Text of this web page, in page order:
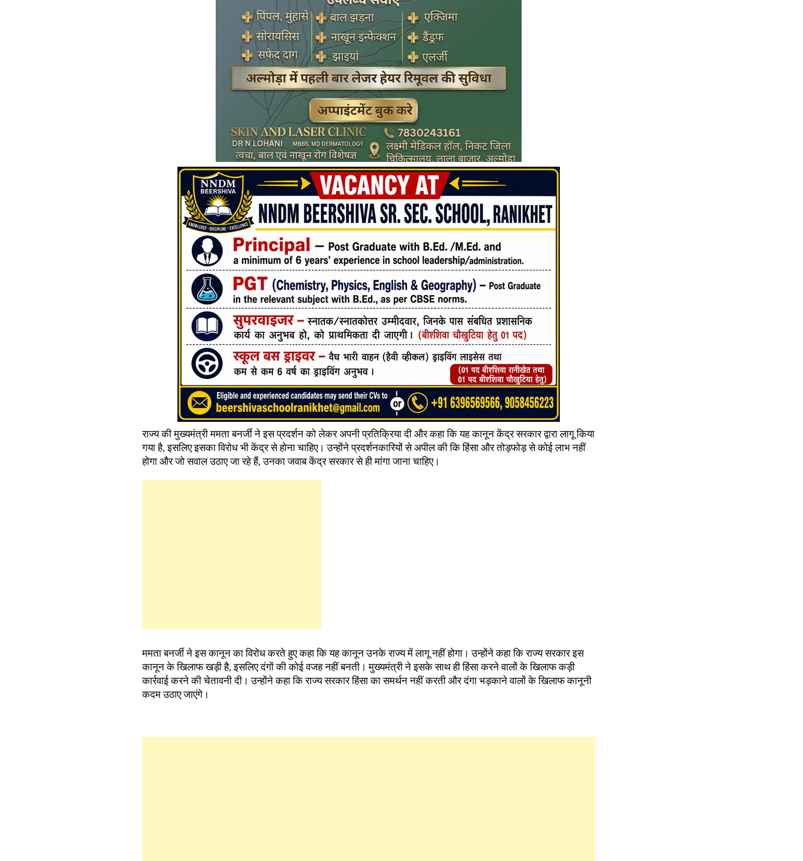
राज्य की मुख्यमंत्री ममता बनर्जी ने इस प्रदर्शन को लेकर अपनी प्रतिक्रिया दी और कहा कि यह कानून केंद्र सरकार द्वारा लागू किया
गया है, इसलिए इसका विरोध भी केंद्र से होना चाहिए। उन्होंने प्रदर्शनकारियों से अपील की कि हिंसा और तोड़फोड़ से कोई लाभ नहीं
होगा और जो सवाल उठाए जा रहे हैं, उनका जवाब केंद्र सरकार से ही मांगा जाना चाहिए।
ममता बनर्जी ने इस कानून का विरोध करते हुए कहा कि यह कानून उनके राज्य में लागू नहीं होगा। उन्होंने कहा कि राज्य सरकार इस
कानून के खिलाफ खड़ी है, इसलिए दंगों की कोई वजह नहीं बनती। मुख्यमंत्री ने इसके साथ ही हिंसा करने वालों के खिलाफ कड़ी
कार्रवाई करने की चेतावनी दी। उन्होंने कहा कि राज्य सरकार हिंसा का समर्थन नहीं करती और दंगा भड़काने वालों के खिलाफ कानूनी
कदम उठाए जाएंगे।